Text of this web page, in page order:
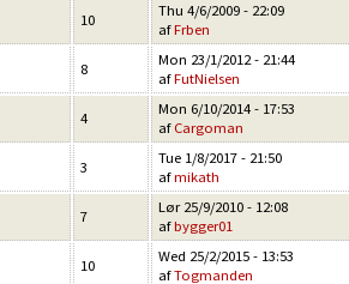
10
Thu 4/6/2009 - 22:09
afFrben
8
Mon 23/1/2012 - 21:44
afFutNielsen
4
Mon 6/10/2014 - 17:53
af Cargoman
3
Tue 1/8/2017 - 21:50
afmikath
7
Lør 25/9/2010 - 12:08
afbygger01
10
Wed 25/2/2015 - 13:53
afTogmanden